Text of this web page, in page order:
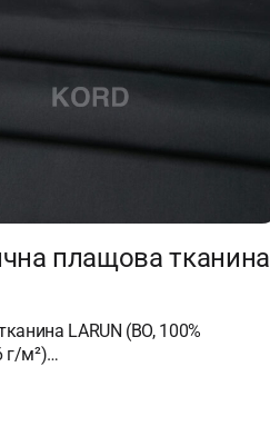
плащова тканина
LARUN (ВO, 100%
г/м²)…